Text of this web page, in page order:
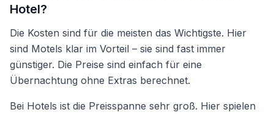
Hotel?
Die Kosten sind für die meisten das Wichtigste. Hier
sind Motels klar im Vorteil – sie sind fast immer
günstiger. Die Preise sind einfach für eine
Übernachtung ohne Extras berechnet.
Bei Hotels ist die Preisspanne sehr groß. Hier spielen